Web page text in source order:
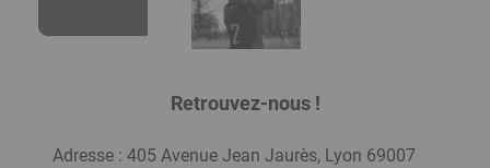
Retrouvez-nous !
Adresse : 405 Avenue Jean Jaurès, Lyon 69007